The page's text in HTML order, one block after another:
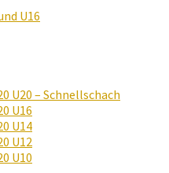
U16
U20 – Schnellschach
U16
U14
U12
U10